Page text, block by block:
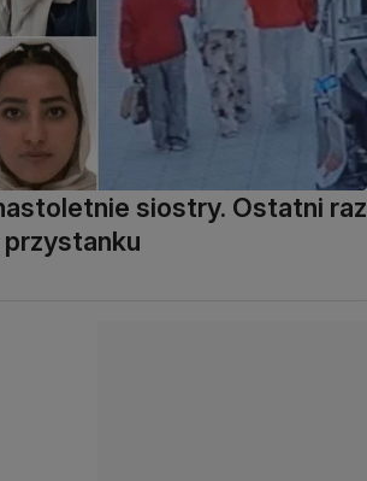
siostry. Ostatni raz